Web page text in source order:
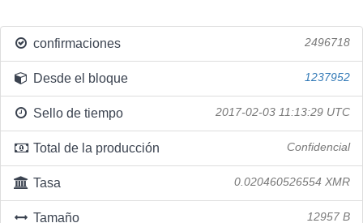
confirmaciones 2496718
Desde el bloque 1237952
Sello de tiempo 2017-02-03 11:13:29 UTC
Total de la producción Confidencial
Tasa 0.020460526554 XMR
Tamaño 12957 B